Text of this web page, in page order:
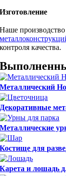
Изготовление
Наше
контроля качества.
Металлический
Декоративные
Металлические
Костище для
Карета и лошадь